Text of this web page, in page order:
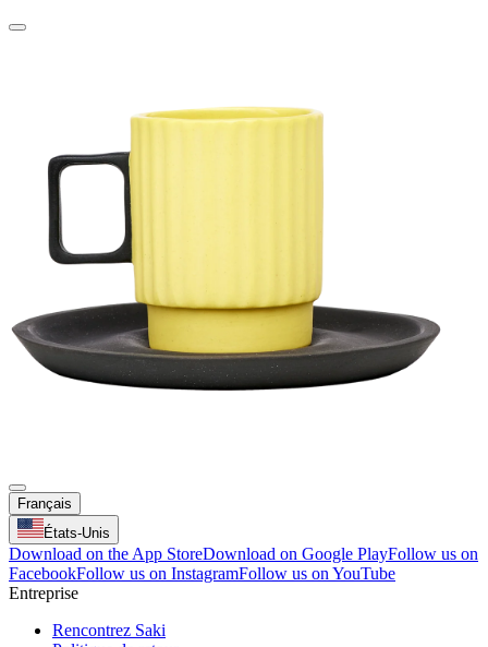
Français
États-Unis
Download on the App StoreDownload on Google PlayFollow us on
FacebookFollow us on InstagramFollow us on YouTube
Entreprise
Rencontrez Saki